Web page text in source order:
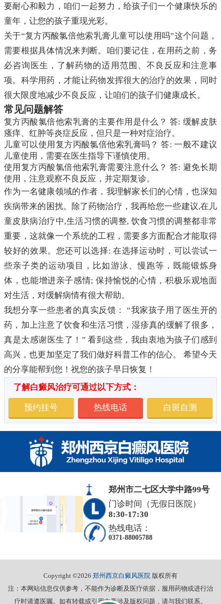
要耐心和毅力，咱们一起努力，给孩子们一个健康快乐的
童年，让您的孩子重现光彩。
关于“复方丙酸氯倍他索乳膏儿童可以使用吗”这个问题，
需要根据具体情况来判断。咱们要记住，在用药之前，务
必咨询医生，了解药物的适用范围、不良反应和注意事
项。科学用药，才能让药物发挥很大的治疗的效果，同时
很大限度地减少不良反应，让咱们的孩子们健康成长。
常见问题解答
复方丙酸氯倍他索乳膏的主要作用是什么？ 答: 缓解皮肤
瘙痒、红肿等炎症反应，但只是一种对症治疗。
儿童可以使用复方丙酸氯倍他索乳膏吗？ 答: 一般不建议
儿童使用，需要在医生指导下谨慎使用。
使用复方丙酸氯倍他索乳膏需要注意什么？ 答: 避免长期
使用，注意观察不良反应，并定期复诊。
作为一名健康领域的作者，我理解家长们的心情，也深知
疾病带来的困扰。除了药物治疗，我再给您一些建议,在儿
童皮肤病治疗中,生活习惯的调整, 饮食习惯的调整都非常
重要，这就像一个系统的工程，需要多方面配合才能取得
较好的效果。您还可以选择: 在选择运动时，可以尝试一
些亲子类的运动项目，比如游泳、慢跑等，既能锻炼身
体，也能增进亲子感情; 保持愉悦的心情，积极乐观地面
对生活，对缓解病情有很大帮助。
我想分享一些患者的真实反馈： “我家孩子用了医生开的
药，加上注意了饮食和生活习惯，湿疹真的缓解了很多，
真是太感谢医生了！” 看到这些，我由衷地为孩子们感到
高兴，也更加坚定了我们做好科普工作的信心。 希望今天
的分享能帮到您！祝您的孩子早日恢复！
了解白癜风治疗可通过以下方式：
预约挂号 热线电话 白斑自测
郑州市二七区大学中路99号
门诊时间（无假日医院）
8:30-17:30
热线电话：
0371-88005788
Copyright ©2026 郑州西京白癜风医院 版权所有
注：本网站信息仅供参考，不能作为诊断及医疗依据，服用药物或进行治
疗时请遵医嘱。如有转载或引用文章涉及版权问题，请与我们联系。